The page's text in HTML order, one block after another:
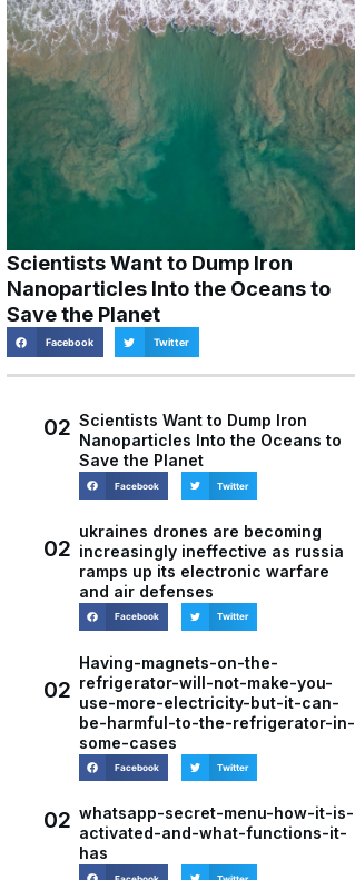
Scientists Want to Dump Iron
Nanoparticles Into the Oceans to
Save the Planet
Facebook Twitter
02 Scientists Want to Dump Iron
Nanoparticles Into the Oceans to
Save the Planet
Facebook Twitter
02
ukraines drones are becoming
increasingly ineffective as russia
ramps up its electronic warfare
and air defenses
Facebook Twitter
02
Having-magnets-on-the-
refrigerator-will-not-make-you-
use-more-electricity-but-it-can-
be-harmful-to-the-refrigerator-in-
some-cases
Facebook Twitter
02 whatsapp-secret-menu-how-it-is-
activated-and-what-functions-it-
has